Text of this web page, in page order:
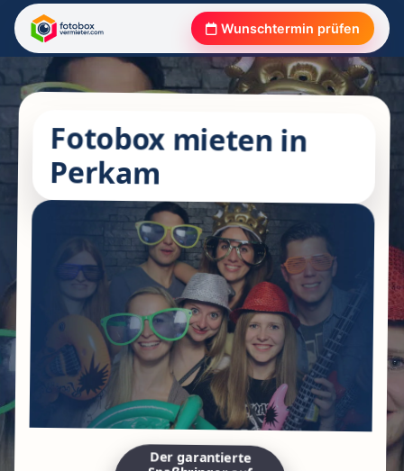
Wunschtermin prüfen
Fotobox mieten in
Perkam
Der garantierte